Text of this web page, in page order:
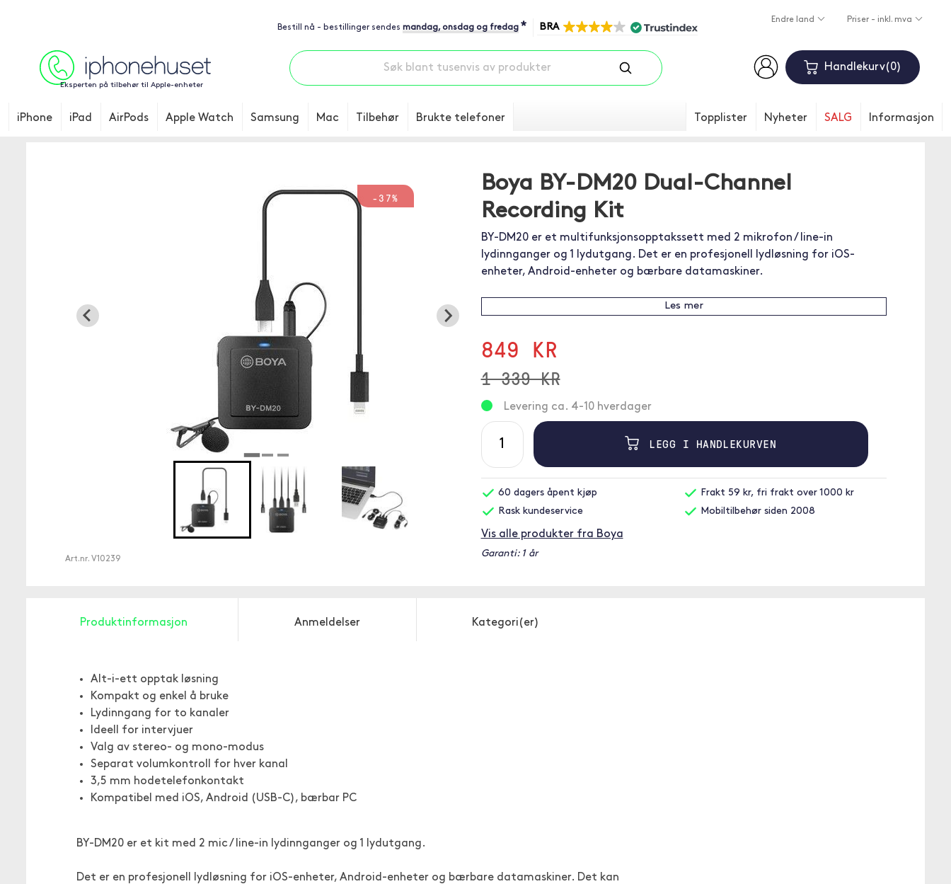
Bestill nå - bestillinger sendes mandag, onsdag og fredag * BRA
Endre land Priser - inkl. mva
Eksperten på tilbehør til Apple-enheter
Handlekurv 0
iPhone iPad AirPods Apple Watch Samsung Mac Tilbehør Brukte telefoner Topplister Nyheter SALG Informasjon
-37%
Art.nr. V10239
Boya BY-DM20 Dual-Channel
Recording Kit
BY-DM20 er et multifunksjonsopptakssett med 2 mikrofon / line-in
lydinnganger og 1 lydutgang. Det er en profesjonell lydløsning for iOS-
enheter, Android-enheter og bærbare datamaskiner.
Les mer
849 KR
1 339 KR
Levering ca. 4-10 hverdager
LEGG I HANDLEKURVEN
60 dagers åpent kjøp
Frakt 59 kr, fri frakt over 1000 kr
Rask kundeservice
Mobiltilbehør siden 2008
Vis alle produkter fra Boya
Garanti: 1 år
Produktinformasjon Anmeldelser Kategori(er)
Alt-i-ett opptak løsning
Kompakt og enkel å bruke
Lydinngang for to kanaler
Ideell for intervjuer
Valg av stereo- og mono-modus
Separat volumkontroll for hver kanal
3,5 mm hodetelefonkontakt
Kompatibel med iOS, Android (USB-C), bærbar PC
BY-DM20 er et kit med 2 mic / line-in lydinnganger og 1 lydutgang.
Det er en profesjonell lydløsning for iOS-enheter, Android-enheter og bærbare datamaskiner. Det kan